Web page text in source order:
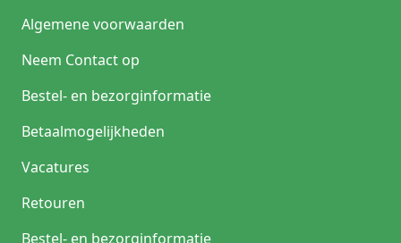
Algemene voorwaarden
Neem Contact op
Bestel- en bezorginformatie
Betaalmogelijkheden
Vacatures
Retouren
Bestel- en bezorginformatie